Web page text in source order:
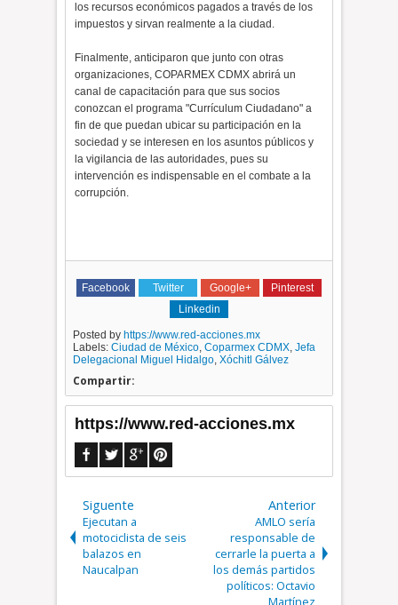
los recursos económicos pagados a través de los
impuestos y sirvan realmente a la ciudad.
Finalmente, anticiparon que junto con otras
organizaciones, COPARMEX CDMX abrirá un
canal de capacitación para que sus socios
conozcan el programa "Currículum Ciudadano" a
fin de que puedan ubicar su participación en la
sociedad y se interesen en los asuntos públicos y
la vigilancia de las autoridades, pues su
intervención es indispensable en el combate a la
corrupción.
Facebook Twitter Google+
Pinterest
Linkedin
Posted by https://www.red-acciones.mx
Labels:Ciudad de México,Coparmex CDMX,Jefa
Delegacional Miguel Hidalgo,Xóchitl Gálvez
Compartir:
https://www.red-acciones.mx
Siguente
Ejecutan a
motociclista de seis
balazos en
Naucalpan
Anterior
AMLO sería
responsable de
cerrarle la puerta a
los demás partidos
políticos: Octavio
Martínez